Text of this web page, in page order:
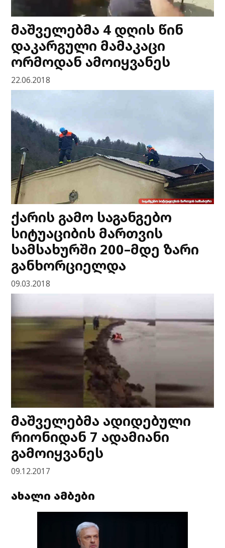
მაშველებმა 4 დღის წინ
დაკარგული მამაკაცი
ორმოდან ამოიყვანეს
22.06.2018
ქარის გამო საგანგებო
სიტუაციბის მართვის
სამსახურში 200–მდე ზარი
განხორციელდა
09.03.2018
მაშველებმა ადიდებული
რიონიდან 7 ადამიანი
გამოიყვანეს
09.12.2017
ახალი ამბები